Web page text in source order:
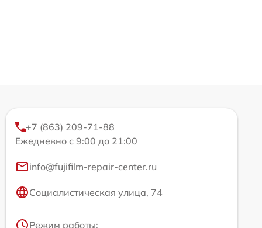
+7 (863) 209-71-88
Ежедневно с 9:00 до 21:00
info@fujifilm-repair-center.ru
Социалистическая улица, 74
Режим работы: